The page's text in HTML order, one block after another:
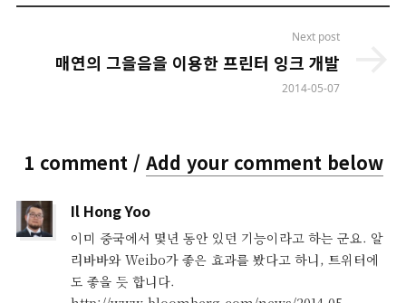
Next post
매연의 그을음을 이용한 프린터 잉크 개발
2014-05-07
1 comment / Add your comment below
Il Hong Yoosays:
이미 중국에서 몇년 동안 있던 기능이라고 하는 군요. 알
리바바와 Weibo가 좋은 효과를 봤다고 하니, 트위터에
도 좋을 듯 합니다.